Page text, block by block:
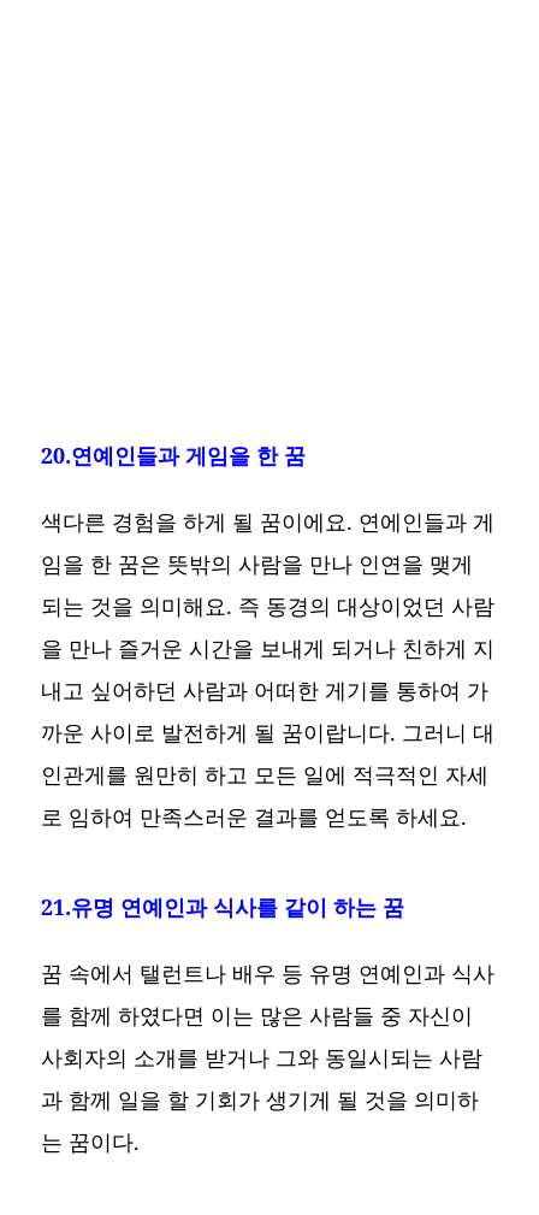
20.연예인들과 게임을 한 꿈
색다른 경험을 하게 될 꿈이에요. 연에인들과 게
임을 한 꿈은 뜻밖의 사람을 만나 인연을 맺게
되는 것을 의미해요. 즉 동경의 대상이었던 사람
을 만나 즐거운 시간을 보내게 되거나 친하게 지
내고 싶어하던 사람과 어떠한 게기를 통하여 가
까운 사이로 발전하게 될 꿈이랍니다. 그러니 대
인관게를 원만히 하고 모든 일에 적극적인 자세
로 임하여 만족스러운 결과를 얻도록 하세요.
21.유명 연예인과 식사를 같이 하는 꿈
꿈 속에서 탤런트나 배우 등 유명 연예인과 식사
를 함께 하였다면 이는 많은 사람들 중 자신이
사회자의 소개를 받거나 그와 동일시되는 사람
과 함께 일을 할 기회가 생기게 될 것을 의미하
는 꿈이다.